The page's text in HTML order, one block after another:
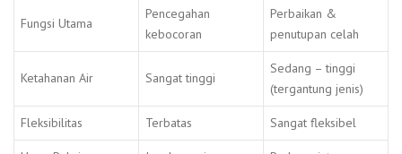
Fungsi Utama
Pencegahan
kebocoran
Perbaikan &
penutupan celah
Ketahanan Air Sangat tinggi
Sedang – tinggi
(tergantung jenis)
Fleksibilitas Terbatas Sangat fleksibel